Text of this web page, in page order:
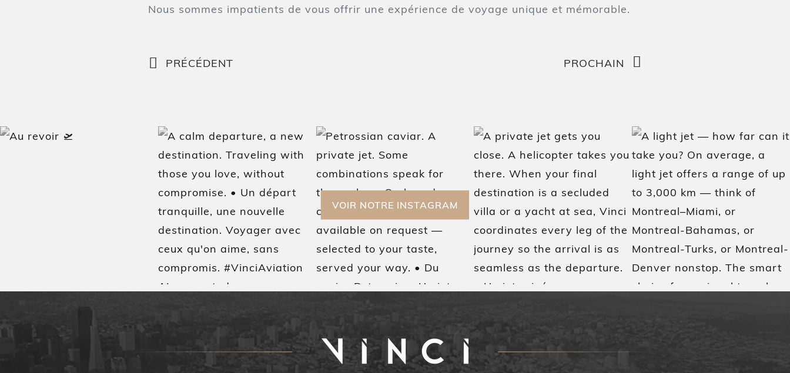
Nous sommes impatients de vous offrir une expérience de voyage unique et mémorable.
PRÉCÉDENT PROCHAIN
VOIR NOTRE INSTAGRAM